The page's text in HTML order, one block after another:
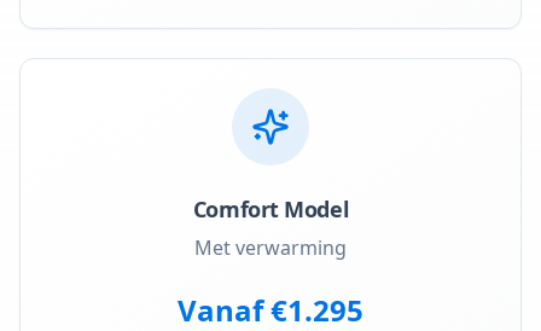
Comfort Model
Met verwarming
Vanaf €1.295